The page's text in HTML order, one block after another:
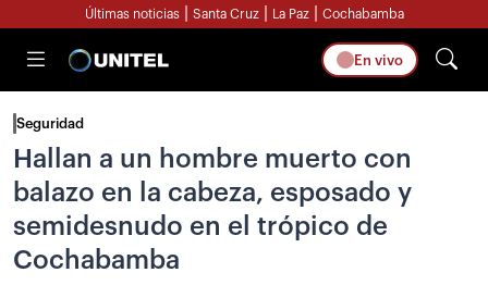
Últimas noticias Santa Cruz La Paz Cochabamba
En vivo
Seguridad
Hallan a un hombre muerto con
balazo en la cabeza, esposado y
semidesnudo en el trópico de
Cochabamba